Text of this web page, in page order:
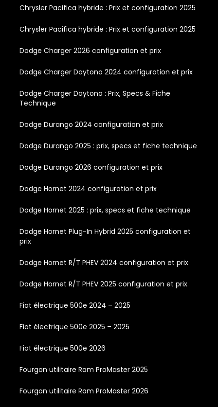
Chrysler Pacifica hybride : Prix et configuration 2025
Chrysler Pacifica hybride : Prix et configuration 2025
Dodge Charger 2026 configuration et prix
Dodge Charger Daytona 2024 configuration et prix
Dodge Charger Daytona : Prix, Specs & Fiche
Technique
Dodge Durango 2024 configuration et prix
Dodge Durango 2025 : prix, specs et fiche technique
Dodge Durango 2026 configuration et prix
Dodge Hornet 2024 configuration et prix
Dodge Hornet 2025 : prix, specs et fiche technique
Dodge Hornet Plug-In Hybrid 2025 configuration et
prix
Dodge Hornet R/T PHEV 2024 configuration et prix
Dodge Hornet R/T PHEV 2025 configuration et prix
Fiat électrique 500e 2024 – 2025
Fiat électrique 500e 2025 – 2025
Fiat électrique 500e 2026
Fourgon utilitaire Ram ProMaster 2025
Fourgon utilitaire Ram ProMaster 2026